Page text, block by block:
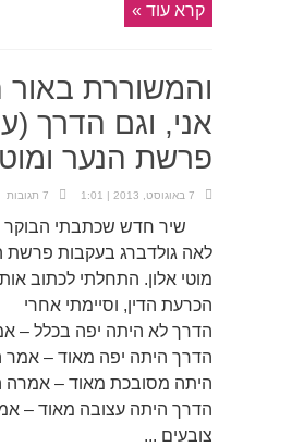
קרא עוד »
והמשוררת באור
אני, וגם הדרך
פרשת הנער
7 באוגוסט, 2013 | 1:01 7 תגובות
שיר חדש שכתבתי הבוקר
לאה גולדברג בעקבות פרשת
מוטי אלון. התחלתי לכתוב
הכרעת הדין, וסיימתי
הדרך לא היתה יפה בכלל –
הדרך היתה יפה מאוד –
היתה מסובכת מאוד –
הדרך היתה עצובה מאוד –
צובעים ...